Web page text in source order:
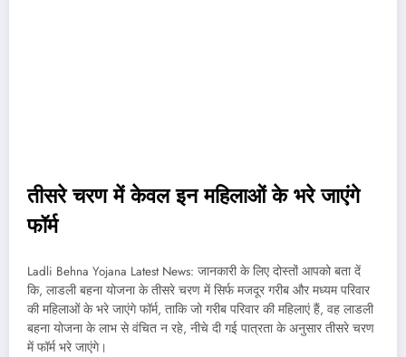
तीसरे चरण में केवल इन महिलाओं के भरे जाएंगे
फॉर्म
Ladli Behna Yojana Latest News: जानकारी के लिए दोस्तों आपको बता दें
कि, लाडली बहना योजना के तीसरे चरण में सिर्फ मजदूर गरीब और मध्यम परिवार
की महिलाओं के भरे जाएंगे फॉर्म, ताकि जो गरीब परिवार की महिलाएं हैं, वह लाडली
बहना योजना के लाभ से वंचित न रहे, नीचे दी गई पात्रता के अनुसार तीसरे चरण
में फॉर्म भरे जाएंगे।